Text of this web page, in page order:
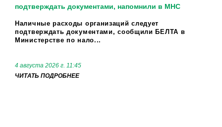
подтверждать документами, напомнили в МНС
Наличные расходы организаций следует
подтверждать документами, сообщили БЕЛТА в
Министерстве по нало...
4 августа 2026 г. 11:45
ЧИТАТЬ ПОДРОБНЕЕ